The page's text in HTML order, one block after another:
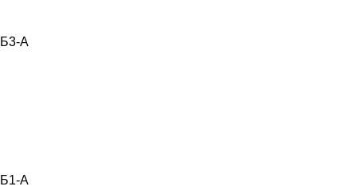
Б3-А
Б1-А